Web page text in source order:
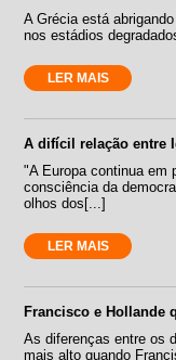
A Grécia está
nos estádios
LER MAIS
A difícil relação entre
"A Europa continua em
consciência da
olhos dos[...]
LER MAIS
Francisco e Hollande
As diferenças entre os
mais alto quando